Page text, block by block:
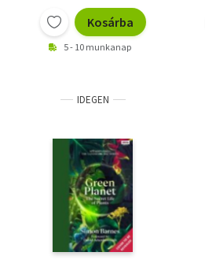
Kosárba
5 - 10 munkanap
IDEGEN